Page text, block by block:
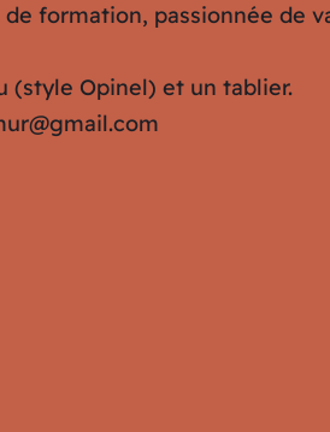
formation, passionnée de
(style Opinel) et un tablier.